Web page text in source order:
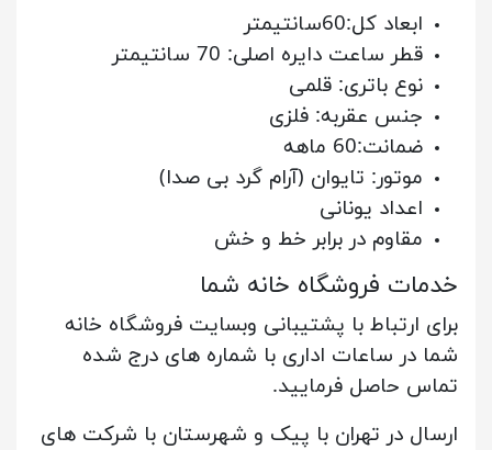
ابعاد کل:60سانتیمتر
قطر ساعت دایره اصلی: 70 سانتیمتر
نوع باتری: قلمی
جنس عقربه: فلزی
ضمانت:60 ماهه
موتور: تایوان (آرام گرد بی صدا)
اعداد یونانی
مقاوم در برابر خط و خش
خدمات فروشگاه خانه شما
برای ارتباط با پشتیبانی وبسایت فروشگاه خانه
شما در ساعات اداری با شماره های درج شده
تماس حاصل فرمایید.
ارسال در تهران با پیک و شهرستان با شرکت های